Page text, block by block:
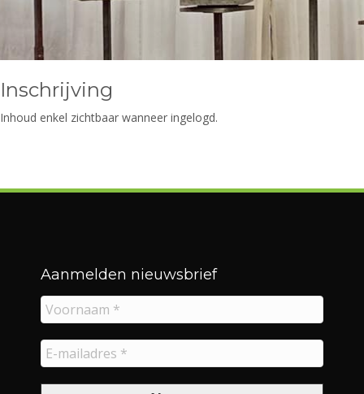
Inschrijving
Inhoud enkel zichtbaar wanneer ingelogd.
Aanmelden nieuwsbrief